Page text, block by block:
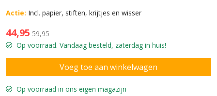
Actie: Incl. papier, stiften, krijtjes en wisser
44,95 59,95
Op voorraad. Vandaag besteld, zaterdag in huis!
Op voorraad in ons eigen magazijn